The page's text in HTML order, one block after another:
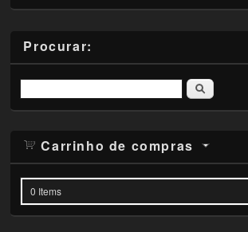
Procurar:
Pesquisar
Carrinho de compras
0 Items